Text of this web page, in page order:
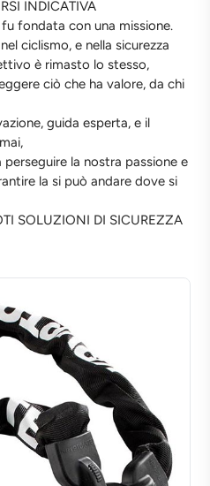
INDICATIVA
fondata con una missione.
ciclismo, e nella sicurezza
è rimasto lo stesso,
ciò che ha valore, da chi
guida esperta, e il
la nostra passione e
la si può andare dove si
SOLUZIONI DI SICUREZZA